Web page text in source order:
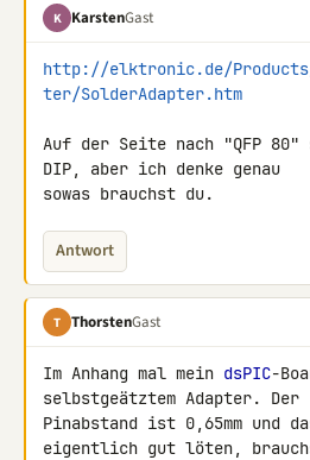
K KarstenGast
http://elktronic.de/Products/
ter/SolderAdapter.htm
Auf der Seite nach "QFP 80"
DIP, aber ich denke genau
sowas brauchst du.
Antwort
T ThorstenGast
Im Anhang mal mein dsPIC-
selbstgeätztem Adapter. Der
Pinabstand ist 0,65mm und
eigentlich gut löten,